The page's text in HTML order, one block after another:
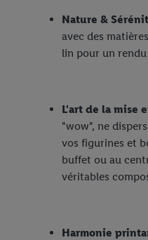
Nature &
avec des
lin pour un
L'art de la mise
"wow", ne
vos figurines et
buffet ou au
véritables
Harmonie